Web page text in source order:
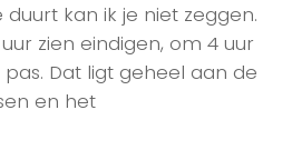
kan ik je niet zeggen.
zien eindigen, om 4 uur
Dat ligt geheel aan de
en het